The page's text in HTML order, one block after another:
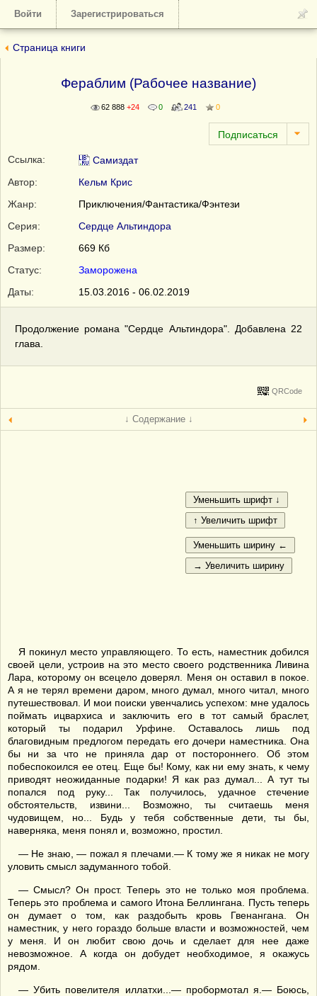
Войти Зарегистрироваться
Страница книги
Фераблим (Рабочее название)
62 888 +24 0 241 0
Ссылка:
Самиздат
Автор:
Кельм Крис
Жанр:
Приключения/Фантастика/Фэнтези
Серия:
Сердце Альтиндора
Размер:
669 Кб
Статус:
Заморожена
Даты:
15.03.2016 - 06.02.2019
Продолжение романа "Сердце Альтиндора". Добавлена 22
глава.
QRCode
↓ Содержание ↓
Я покинул место управляющего. То есть, наместник добился
своей цели, устроив на это место своего родственника Ливина
Лара, которому он всецело доверял. Меня он оставил в покое.
А я не терял времени даром, много думал, много читал, много
путешествовал. И мои поиски увенчались успехом: мне удалось
поймать ицвархиса и заключить его в тот самый браслет,
который ты подарил Урфине. Оставалось лишь под
благовидным предлогом передать его дочери наместника. Она
бы ни за что не приняла дар от постороннего. Об этом
побеспокоился ее отец. Еще бы! Кому, как ни ему знать, к чему
приводят неожиданные подарки! Я как раз думал... А тут ты
попался под руку... Так получилось, удачное стечение
обстоятельств, извини... Возможно, ты считаешь меня
чудовищем, но... Будь у тебя собственные дети, ты бы,
наверняка, меня понял и, возможно, простил.
— Не знаю, — пожал я плечами.— К тому же я никак не могу
уловить смысл задуманного тобой.
— Смысл? Он прост. Теперь это не только моя проблема.
Теперь это проблема и самого Итона Беллингана. Пусть теперь
он думает о том, как раздобыть кровь Гвенангана. Он
наместник, у него гораздо больше власти и возможностей, чем
у меня. И он любит свою дочь и сделает для нее даже
невозможное. А когда он добудет необходимое, я окажусь
рядом.
— Убить повелителя иллатхи...— пробормотал я.— Боюсь,